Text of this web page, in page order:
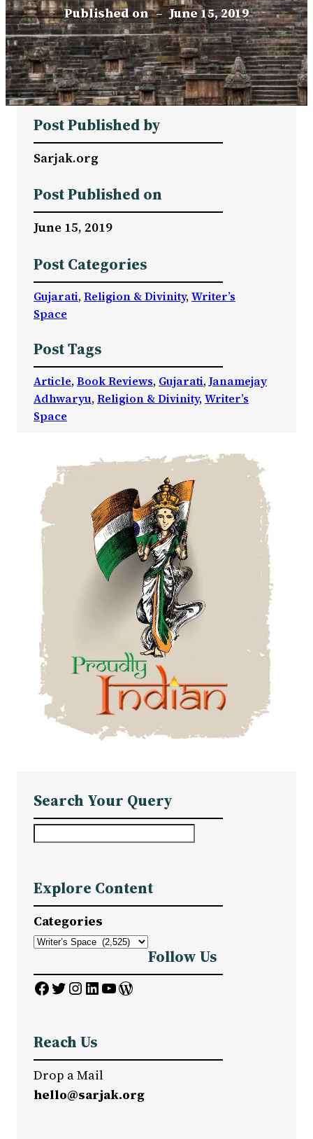
Published on – June 15, 2019
Post Published by
Sarjak.org
Post Published on
June 15, 2019
Post Categories
Gujarati, Religion & Divinity, Writer’s
Space
Post Tags
Article, Book Reviews, Gujarati, Janamejay
Adhwaryu, Religion & Divinity, Writer’s
Space
Search Your Query
r
c
h
Explore Content
Categories
Follow Us
Facebook Twitter InstagramLinkedIn YouTube WordPress
Reach Us
Drop a Mail
hello@sarjak.org